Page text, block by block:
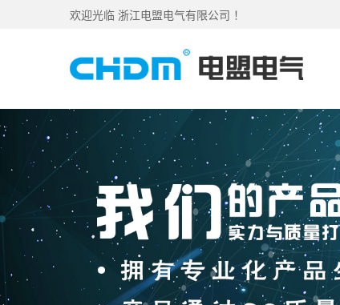
欢迎光临 浙江电盟电气有限公司 ！